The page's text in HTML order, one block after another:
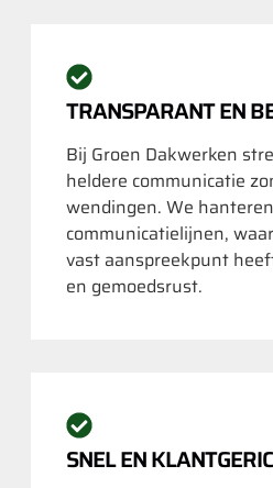
TRANSPARANT EN
Bij Groen Dakwerken
heldere communicatie
wendingen. We
communicatielijnen,
vast aanspreekpunt
en gemoedsrust.
SNEL EN